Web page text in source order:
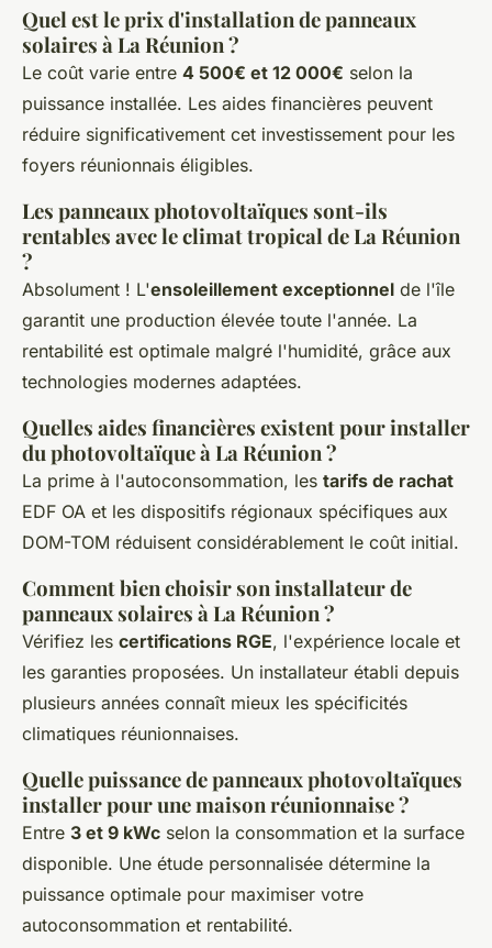
Quel est le prix d'installation de panneaux
solaires à La Réunion ?
Le coût varie entre 4 500€ et 12 000€ selon la
puissance installée. Les aides financières peuvent
réduire significativement cet investissement pour les
foyers réunionnais éligibles.
Les panneaux photovoltaïques sont-ils
rentables avec le climat tropical de La Réunion
?
Absolument ! L'ensoleillement exceptionnel de l'île
garantit une production élevée toute l'année. La
rentabilité est optimale malgré l'humidité, grâce aux
technologies modernes adaptées.
Quelles aides financières existent pour installer
du photovoltaïque à La Réunion ?
La prime à l'autoconsommation, les tarifs de rachat
EDF OA et les dispositifs régionaux spécifiques aux
DOM-TOM réduisent considérablement le coût initial.
Comment bien choisir son installateur de
panneaux solaires à La Réunion ?
Vérifiez les certifications RGE, l'expérience locale et
les garanties proposées. Un installateur établi depuis
plusieurs années connaît mieux les spécificités
climatiques réunionnaises.
Quelle puissance de panneaux photovoltaïques
installer pour une maison réunionnaise ?
Entre 3 et 9 kWc selon la consommation et la surface
disponible. Une étude personnalisée détermine la
puissance optimale pour maximiser votre
autoconsommation et rentabilité.